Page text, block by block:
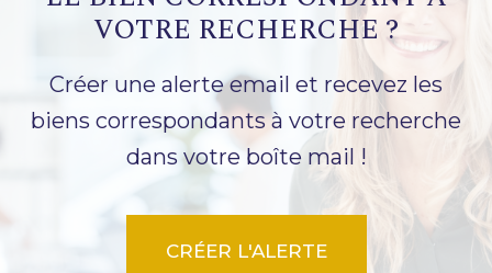
VOTRE RECHERCHE ?
Créer une alerte email et recevez les
biens correspondants à votre recherche
dans votre boîte mail !
CRÉER L'ALERTE